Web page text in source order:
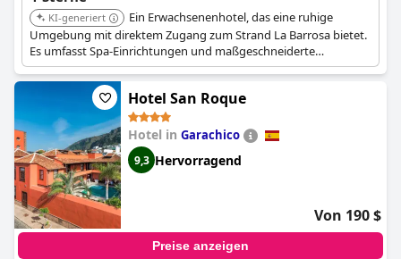
KI-generiert
Ein Erwachsenenhotel, das eine ruhige
Umgebung mit direktem Zugang zum Strand La Barrosa bietet.
Es umfasst Spa-Einrichtungen und maßgeschneiderte
Dienstleistungen für ein entspannendes Erlebnis.
Hotel San Roque
Hotel in Garachico
9,3 Hervorragend
Von 190 $
Preise anzeigen